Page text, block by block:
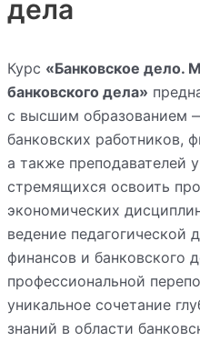
дела
Курс «Банковское дело.
банковского дела»
с высшим образованием
банковских работников,
а также преподавателей
стремящихся освоить
экономических
ведение педагогической
финансов и банковского
профессиональной
уникальное сочетание
знаний в области